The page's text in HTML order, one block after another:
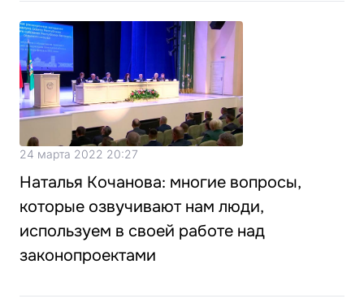
24 марта 2022 20:27
Наталья Кочанова: многие вопросы,
которые озвучивают нам люди,
используем в своей работе над
законопроектами